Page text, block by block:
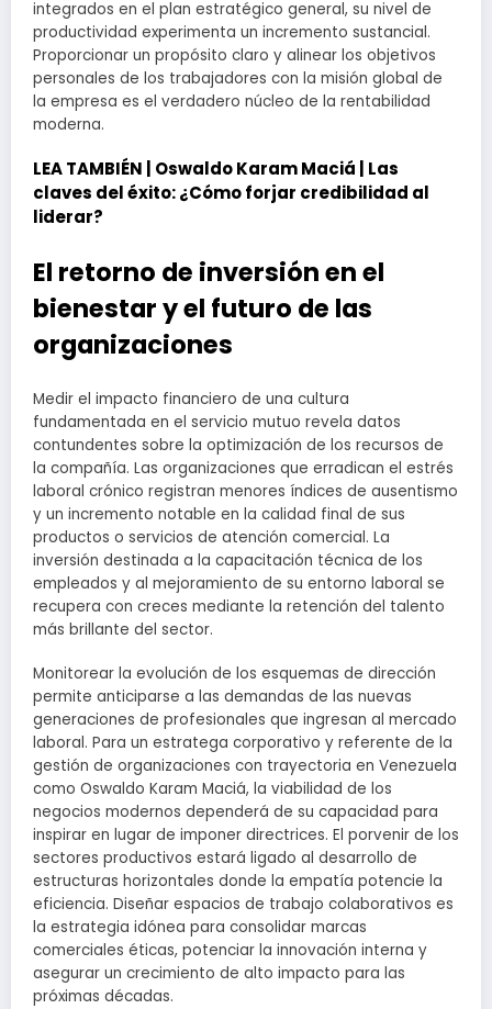
integrados en el plan estratégico general, su nivel de
productividad experimenta un incremento sustancial.
Proporcionar un propósito claro y alinear los objetivos
personales de los trabajadores con la misión global de
la empresa es el verdadero núcleo de la rentabilidad
moderna.
LEA TAMBIÉN | Oswaldo Karam Maciá | Las
claves del éxito: ¿Cómo forjar credibilidad al
liderar?
El retorno de inversión en el
bienestar y el futuro de las
organizaciones
Medir el impacto financiero de una cultura
fundamentada en el servicio mutuo revela datos
contundentes sobre la optimización de los recursos de
la compañía. Las organizaciones que erradican el estrés
laboral crónico registran menores índices de ausentismo
y un incremento notable en la calidad final de sus
productos o servicios de atención comercial. La
inversión destinada a la capacitación técnica de los
empleados y al mejoramiento de su entorno laboral se
recupera con creces mediante la retención del talento
más brillante del sector.
Monitorear la evolución de los esquemas de dirección
permite anticiparse a las demandas de las nuevas
generaciones de profesionales que ingresan al mercado
laboral. Para un estratega corporativo y referente de la
gestión de organizaciones con trayectoria en Venezuela
como Oswaldo Karam Maciá, la viabilidad de los
negocios modernos dependerá de su capacidad para
inspirar en lugar de imponer directrices. El porvenir de los
sectores productivos estará ligado al desarrollo de
estructuras horizontales donde la empatía potencie la
eficiencia. Diseñar espacios de trabajo colaborativos es
la estrategia idónea para consolidar marcas
comerciales éticas, potenciar la innovación interna y
asegurar un crecimiento de alto impacto para las
próximas décadas.